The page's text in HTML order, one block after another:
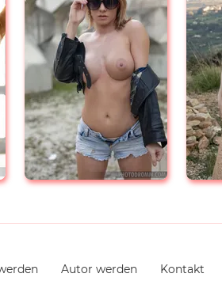
Autor werden Kontakt